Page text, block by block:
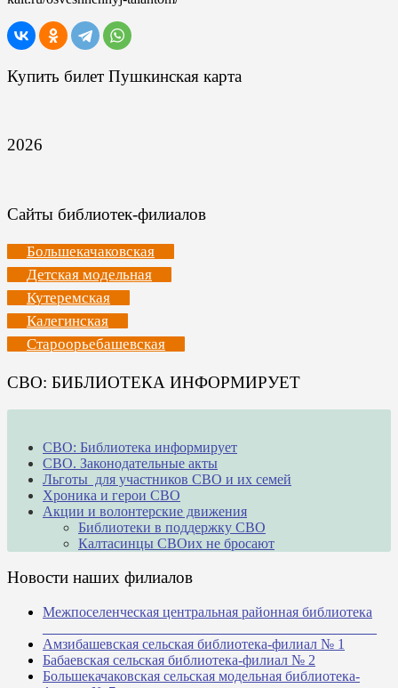
Купить билет Пушкинская карта
2026
Сайты библиотек-филиалов
Большекачаковская
Детская модельная
Кутеремская
Калегинская
Староорьебашевская
СВО: БИБЛИОТЕКА ИНФОРМИРУЕТ
СВО: Библиотека информирует
СВО. Законодательные акты
Льготы для участников СВО и их семей
Хроника и герои СВО
Акции и волонтерские движения
Библиотеки в поддержку СВО
Калтасинцы СВОих не бросают
Новости наших филиалов
Межпоселенческая центральная районная библиотека
Амзибашевская сельская библиотека-филиал № 1
Бабаевская сельская библиотека-филиал № 2
Большекачаковская сельская модельная библиотека-